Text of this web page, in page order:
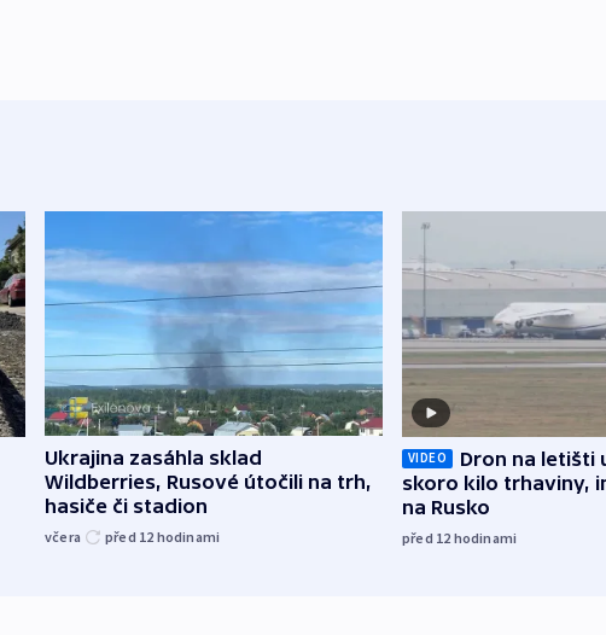
Ukrajina zasáhla sklad
Wildberries, Rusové útočili na trh,
hasiče či stadion
včera před 12 hodinami
VIDEO
Dron na letišti
skoro kilo trhaviny,
na Rusko
před 12 hodinami